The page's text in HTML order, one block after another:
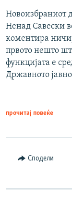
Новоизбраниот
Ненад Савески
коментира
првото нешто
функцијата е
Државното
прочитај повеќе
Сподели